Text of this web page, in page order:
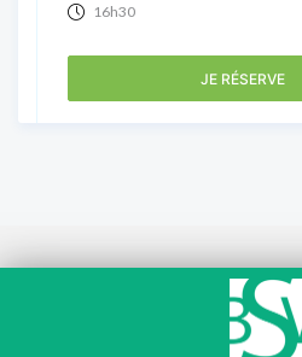
16h30
JE RÉSERVE